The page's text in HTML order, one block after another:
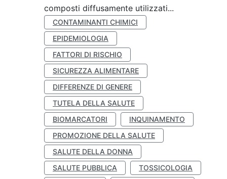
composti diffusamente utilizzati...
CONTAMINANTI CHIMICI
EPIDEMIOLOGIA
FATTORI DI RISCHIO
SICUREZZA ALIMENTARE
DIFFERENZE DI GENERE
TUTELA DELLA SALUTE
BIOMARCATORI
INQUINAMENTO
PROMOZIONE DELLA SALUTE
SALUTE DELLA DONNA
SALUTE PUBBLICA
TOSSICOLOGIA